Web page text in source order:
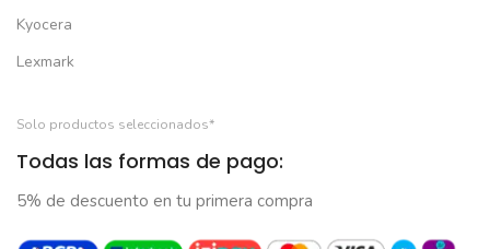
Kyocera
Lexmark
Solo productos seleccionados*
Todas las formas de pago:
5% de descuento en tu primera compra